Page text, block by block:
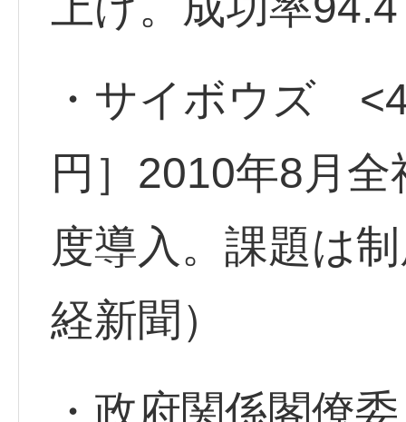
・サイボウズ
円］2010年8月
度導入。課題は
経新聞）
・政府関係閣僚